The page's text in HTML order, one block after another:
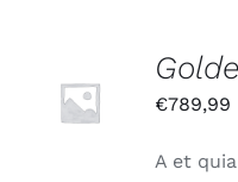
WARENKORB
€789,99
A et